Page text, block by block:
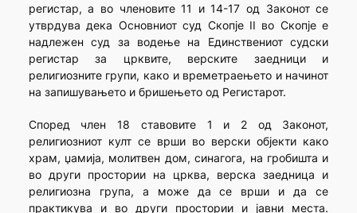
регистар, а во членовите 11 и 14-17 од Законот се
утврдува дека Основниот суд Скопје II во Скопје е
надлежен суд за водење на Единствениот судски
регистар за црквите, верските заедници и
религиозните групи, како и времетраењето и начинот
на запишувањето и бришењето од Регистарот.
Според член 18 ставовите 1 и 2 од Законот,
религиозниот култ се врши во верски објекти како
храм, џамија, молитвен дом, синагога, на гробишта и
во други простории на црква, верска заедница и
религиозна група, а може да се врши и да се
практикува и во други простории и јавни места.